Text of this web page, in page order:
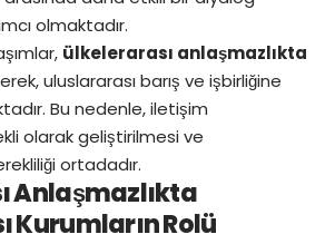
olmaktadır.
ülkelerarası anlaşmazlıkta
uluslararası barış ve işbirliğine
Bu nedenle, iletişim
olarak geliştirilmesi ve
ortadadır.
Anlaşmazlıkta
Kurumların Rolü